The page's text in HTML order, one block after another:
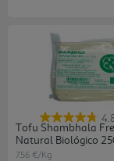
Tofu Shambhala
Natural Biológico
7.56 €/Kg